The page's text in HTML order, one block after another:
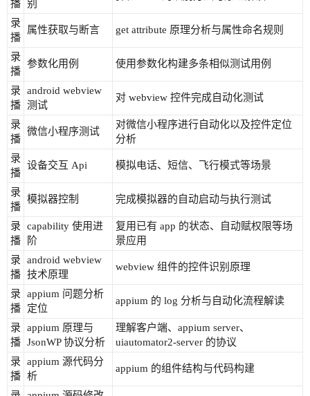
播 别
录
播
属性获取与断言 get attribute 原理分析与属性命名规则
录
播
参数化用例 使用参数化构建多条相似测试用例
录
播
android webview
测试
对 webview 控件完成自动化测试
录
播
微信小程序测试
对微信小程序进行自动化以及控件定位
分析
录
播
设备交互 Api 模拟电话、短信、飞行模式等场景
录
播
模拟器控制 完成模拟器的自动启动与执行测试
录
播
capability 使用进
阶
复用已有 app 的状态、自动赋权限等场
景应用
录
播
android webview
技术原理
webview 组件的控件识别原理
录
播
appium 问题分析
定位
appium 的 log 分析与自动化流程解读
录
播
appium 原理与
JsonWP 协议分析
理解客户端、appium server、
uiautomator2-server 的协议
录
播
appium 源代码分
析
appium 的组件结构与代码构建